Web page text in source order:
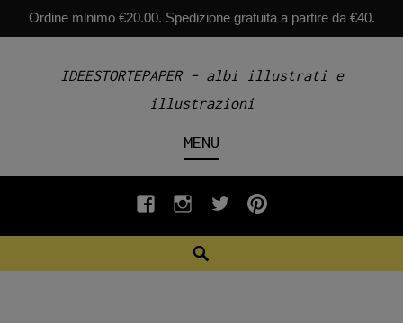
Ordine minimo €20.00. Spedizione gratuita a partire da €40.
IDEESTORTEPAPER – albi illustrati e
illustrazioni
MENU
fb INSTAGRAM
twiterpinterest